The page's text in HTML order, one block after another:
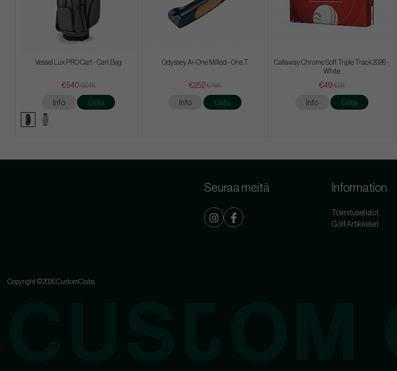
Vessel Lux PRO Cart - Cart Bag
€540 €648
Info Osta
Odyssey Ai-One Milled - One T
€252€495
Info Osta
Callaway Chrome Soft Triple Track 2026 -
White
€49 €58
Info Osta
Seuraa meitä Information
Toimitusehdot
Golf Artikkeleit
Copyright ©2026 CustomClubs